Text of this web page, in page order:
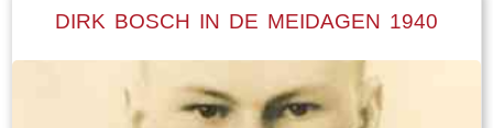
DIRK BOSCH IN DE MEIDAGEN 1940